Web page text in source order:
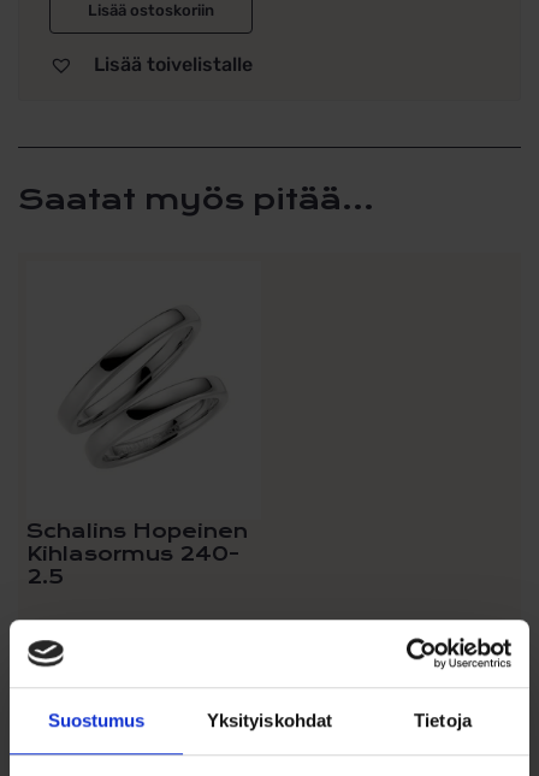
Suostumus Yksityiskohdat Tietoja
Lisää ostoskoriin
Lisää toivelistalle
Saatat myös pitää...
Schalins Hopeinen
Kihlasormus 240-
2.5
104,00